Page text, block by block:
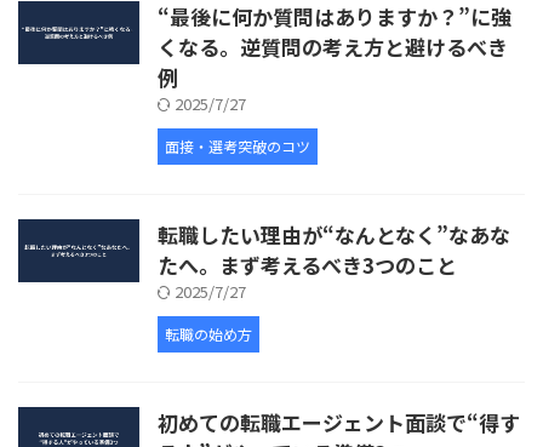
“最後に何か質問はありますか？”に強
くなる。逆質問の考え方と避けるべき
例
2025/7/27
面接・選考突破のコツ
転職したい理由が“なんとなく”なあな
たへ。まず考えるべき3つのこと
2025/7/27
転職の始め方
初めての転職エージェント面談で“得す